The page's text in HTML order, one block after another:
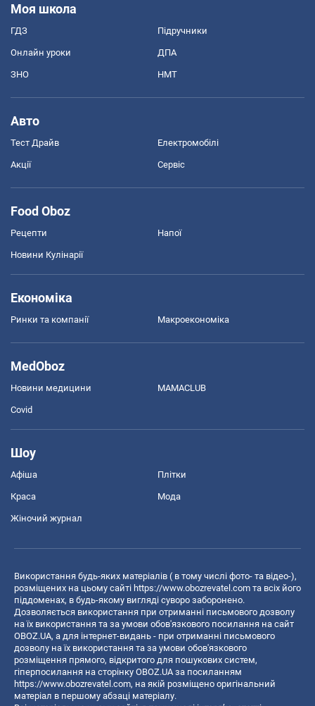
Моя школа
ГДЗ Підручники
Онлайн уроки ДПА
ЗНО НМТ
Авто
Тест Драйв Електромобілі
Акції Сервіс
Food Oboz
Рецепти Напої
Новини Кулінарії
Економіка
Ринки та компанії Макроекономіка
MedOboz
Новини медицини MAMACLUB
Covid
Шоу
Афіша Плітки
Краса Мода
Жіночий журнал
Використання будь-яких матеріалів ( в тому числі фото- та відео-),
розміщених на цьому сайті https://www.obozrevatel.com та всіх його
піддоменах, в будь-якому вигляді суворо заборонено.
Дозволяється використання при отриманні письмового дозволу
на їх використання та за умови обов'язкового посилання на сайт
OBOZ.UA, а для інтернет-видань - при отриманні письмового
дозволу на їх використання та за умови обов'язкового
розміщення прямого, відкритого для пошукових систем,
гіперпосилання на сторінку OBOZ.UA за посиланням
https://www.obozrevatel.com, на якій розміщено оригінальний
матеріал в першому абзаці матеріалу.